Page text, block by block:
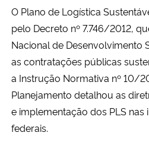
Planalto
O Plano de Logística
pelo Decreto nº 7.746/2012,
Nacional de Desenvolvimento
as contratações públicas
a Instrução Normativa nº 10/
Planejamento detalhou as
e implementação dos PLS
federais.